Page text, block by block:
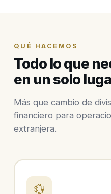
QUÉ HACEMOS
Todo lo que
en un solo
Más que cambio de
financiero para
extranjera.
💱